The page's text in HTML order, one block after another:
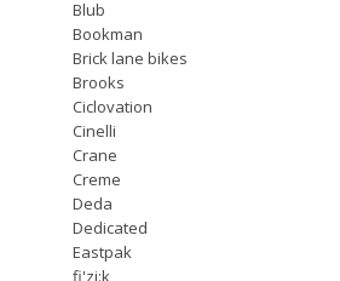
Blub
Bookman
Brick lane bikes
Brooks
Ciclovation
Cinelli
Crane
Creme
Deda
Dedicated
Eastpak
fi'zi:k